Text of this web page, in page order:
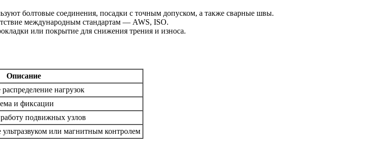
болтовые соединения, посадки с точным допуском, а также сварные швы.
международным стандартам — AWS, ISO.
или покрытие для снижения трения и износа.
Описание
нагрузок
и фиксации
подвижных узлов
ультразвуком или магнитным контролем